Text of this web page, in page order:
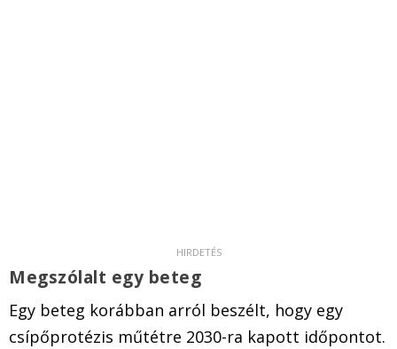
Megszólalt egy beteg
Egy beteg korábban arról beszélt, hogy egy
csípőprotézis műtétre 2030-ra kapott időpontot.